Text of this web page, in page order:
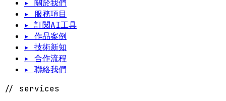
▸ 關於我們
▸ 服務項目
▸ 訂閱AI工具
▸ 作品案例
▸ 技術新知
▸ 合作流程
▸ 聯絡我們
// services